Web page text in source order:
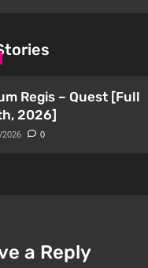
Regis – Quest [Full
2026]
2026 0
a Reply